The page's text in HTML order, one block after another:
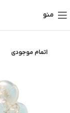
منو
اتمام موجودی